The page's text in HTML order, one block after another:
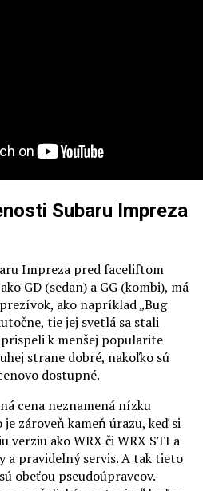
Subaru Impreza
Impreza pred faceliftom
GD (sedan) a GG (kombi), má
ako napríklad „Bug
tie jej svetlá sa stali
k menšej popularite
strane dobré, nakoľko sú
dostupné.
cena neznamená nízku
zároveň kameň úrazu, keď si
verziu ako WRX či WRX STI a
a pravidelný servis. A tak tieto
obeťou pseudoúpravcov.